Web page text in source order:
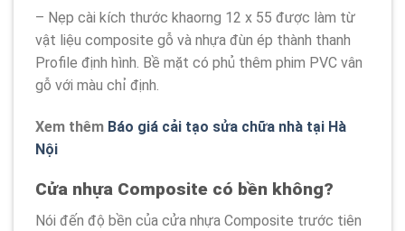
– Nẹp cài kích thước khaorng 12 x 55 được làm từ
vật liệu composite gỗ và nhựa đùn ép thành thanh
Profile định hình. Bề mặt có phủ thêm phim PVC vân
gỗ với màu chỉ định.
Xem thêm Báo giá cải tạo sửa chữa nhà tại Hà
Nội
Cửa nhựa Composite có bền không?
Nói đến độ bền của cửa nhựa Composite trước tiên